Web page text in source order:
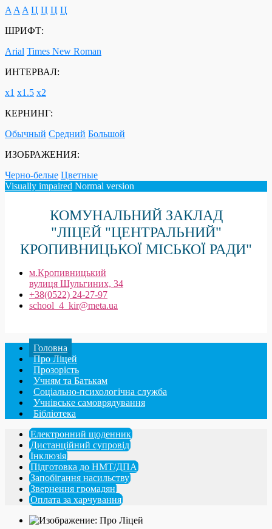
A A A Ц Ц Ц Ц
ШРИФТ:
Arial Times New Roman
ИНТЕРВАЛ:
х1 х1.5 х2
КЕРНИНГ:
Обычный Средний Большой
ИЗОБРАЖЕНИЯ:
Черно-белые Цветные
Visually impaired Normal version
КОМУНАЛЬНИЙ ЗАКЛАД
"ЛІЦЕЙ "ЦЕНТРАЛЬНИЙ"
КРОПИВНИЦЬКОЇ МІСЬКОЇ РАДИ"
м.Кропивницький
вулиця Шульгиних, 34
+38(0522) 24-27-97
school_4_kir@meta.ua
Головна
Про Ліцей
Прозорість
Учням та Батькам
Соціально-психологічна служба
Учнівське самоврядування
Бібліотека
Електронний щоденник
Дистанційний супровід
Інклюзія
Підготовка до НМТ/ДПА
Запобігання насильству
Звернення громадян
Оплата за харчування